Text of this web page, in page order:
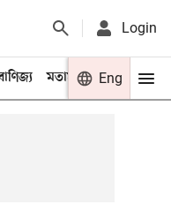
Login
মতামত খেলা
Eng